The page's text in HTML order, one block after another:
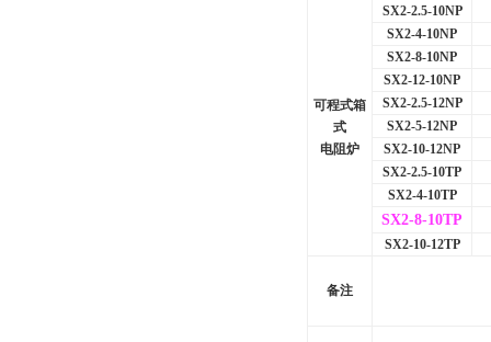
可程式箱
式
电阻炉
SX2-2.5-10NP
SX2-4-10NP
SX2-8-10NP
SX2-12-10NP
SX2-2.5-12NP
SX2-5-12NP
SX2-10-12NP
SX2-2.5-10TP
SX2-4-10TP
SX2-8-10TP
SX2-10-12TP
备注